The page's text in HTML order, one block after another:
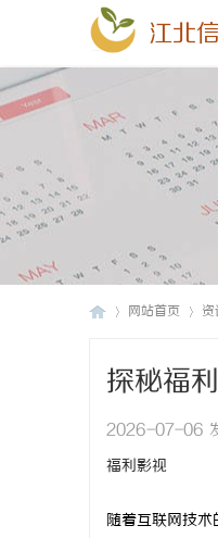
江北
网站首页
探秘福
2026-07-06
福利影视
随着互联网技